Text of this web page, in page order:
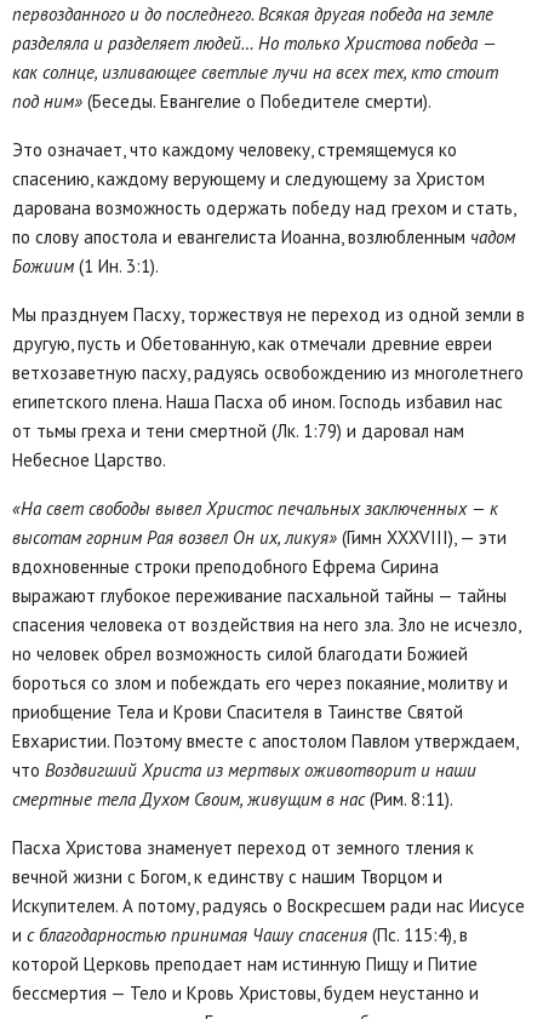
первозданного и до последнего. Всякая другая победа на земле
разделяла и разделяет людей… Но только Христова победа —
как солнце, изливающее светлые лучи на всех тех, кто стоит
под ним» (Беседы. Евангелие о Победителе смерти).
Это означает, что каждому человеку, стремящемуся ко
спасению, каждому верующему и следующему за Христом
дарована возможность одержать победу над грехом и стать,
по слову апостола и евангелиста Иоанна, возлюбленным чадом
Божиим (1 Ин. 3:1).
Мы празднуем Пасху, торжествуя не переход из одной земли в
другую, пусть и Обетованную, как отмечали древние евреи
ветхозаветную пасху, радуясь освобождению из многолетнего
египетского плена. Наша Пасха об ином. Господь избавил нас
от тьмы греха и тени смертной (Лк. 1:79) и даровал нам
Небесное Царство.
«На свет свободы вывел Христос печальных заключенных — к
высотам горним Рая возвел Он их, ликуя» (Гимн XXXVIII), — эти
вдохновенные строки преподобного Ефрема Сирина
выражают глубокое переживание пасхальной тайны — тайны
спасения человека от воздействия на него зла. Зло не исчезло,
но человек обрел возможность силой благодати Божией
бороться со злом и побеждать его через покаяние, молитву и
приобщение Тела и Крови Спасителя в Таинстве Святой
Евхаристии. Поэтому вместе с апостолом Павлом утверждаем,
что Воздвигший Христа из мертвых оживотворит и наши
смертные тела Духом Своим, живущим в нас(Рим. 8:11).
Пасха Христова знаменует переход от земного тления к
вечной жизни с Богом, к единству с нашим Творцом и
Искупителем. А потому, радуясь о Воскресшем ради нас Иисусе
и с благодарностью принимая Чашу спасения (Пс. 115:4), в
которой Церковь преподает нам истинную Пищу и Питие
бессмертия — Тело и Кровь Христовы, будем неустанно и